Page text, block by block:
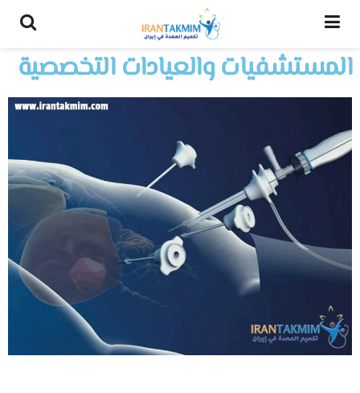
المستشفيات والعيادات التخصصية